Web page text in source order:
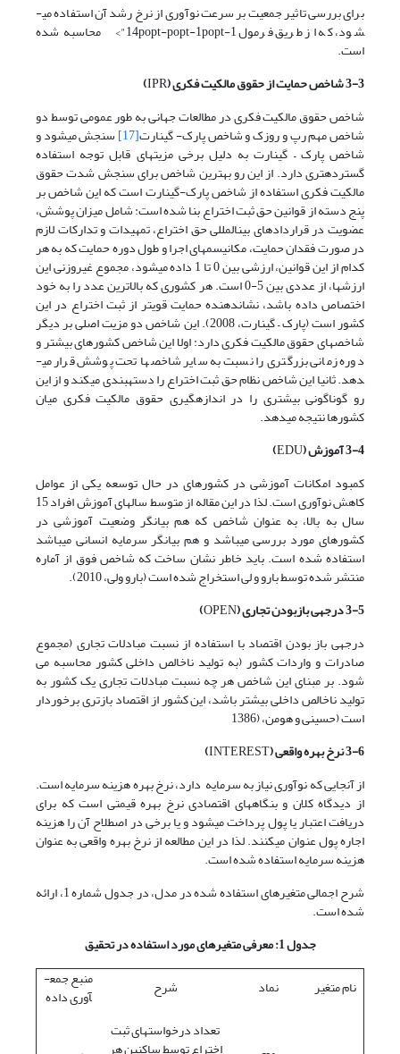
برای بررسی تاثیر جمعیت بر سرعت نوآوری از نرخ رشد آن استفاده می­
شود، که از طریق فرمول 14popt-popt-1popt-1"> محاسبه شده
است.
3-3 شاخص حمایت از حقوق مالکیت فکری (
IPR
)
شاخص حقوق مالکیت فکری در مطالعات جهانی به طور عمومی توسط دو
شاخص مهم رپ و روزک و شاخص پارک- گینارت[17] سنجش می­شود و
شاخص پارک – گینارت به دلیل برخی مزیت­های قابل توجه استفاده
گسترده­تری دارد. از این رو بهترین شاخص برای سنجش شدت حقوق
مالکیت فکری استفاده از شاخص پارک-گینارت است که این شاخص بر
پنج دسته از قوانین حق ثبت اختراع بنا شده است: شامل میزان پوشش،
عضویت در قراردادهای بین­المللی حق اختراع، تمهیدات و تدارکات لازم
در صورت فقدان حمایت، مکانیسم­های اجرا و طول دوره حمایت که به هر
کدام از این قوانین، ارزشی بین 0 تا 1 داده می­شود، مجموع غیروزنی این
ارزش­ها، از عددی بین 5-0 است. هر کشوری که بالاترین عدد را به خود
اختصاص داده باشد، نشان­دهنده حمایت قوی­تر از ثبت اختراع در این
کشور است (پارک – گینارت، 2008). این شاخص دو مزیت اصلی بر دیگر
شاخص­های حقوق مالکیت فکری دارد: اولا این شاخص کشورهای بیشتر و
دوره زمانی بزرگتری را نسبت به سایر شاخص­ها تحت پوشش قرار می­
دهد. ثانیا این شاخص نظام حق ثبت اختراع را دسته­بندی می­کند و از این
رو گوناگونی بیشتری را در اندازه­گیری حقوق مالکیت فکری میان
کشورها نتیجه می­دهد.
3-4 آموزش (
EDU
)
کمبود امکانات آموزشی در کشورهای در حال توسعه یکی از عوامل
کاهش نوآوری است. لذا در این مقاله از متوسط سال­های آموزش افراد 15
سال به بالا، به عنوان شاخص که هم بیانگر وضعیت آموزشی در
کشورهای مورد بررسی می­باشد و هم بیانگر سرمایه انسانی می­باشد
استفاده شده است. باید خاطر نشان ساخت که شاخص فوق از آماره
منتشر شده توسط بارو و لی استخراج شده است (بارو ولی، 2010).
3-5 درجه­ی بازبودن تجاری (
OPEN
)
درجه­ی باز بودن اقتصاد با استفاده از نسبت مبادلات تجاری (مجموع
صادرات و واردات کشور (به تولید ناخالص داخلی کشور محاسبه می
شود. بر مبنای این شاخص هر چه نسبت مبادلات تجاری یک کشور به
تولید ناخالص داخلی بیشتر باشد، این کشور از اقتصاد بازتری برخوردار
است (حسینی و هومن، (1386
3-6 نرخ بهره واقعی (
INTEREST
)
از آنجایی که نوآوری نیاز به سرمایه دارد، نرخ بهره هزینه سرمایه است.
از دیدگاه کلان و بنگاه­های اقتصادی نرخ بهره قیمتی است که برای
دریافت اعتبار یا پول پرداخت می­شود و یا برخی در اصطلاح آن را هزینه
اجاره پول عنوان می­کنند. لذا در این مطالعه از نرخ بهره واقعی به عنوان
هزینه سرمایه استفاده شده است.
شرح اجمالی متغیرهای استفاده شده در مدل، در جدول شماره 1، ارائه
شده است.
جدول1: معرفی متغیرهای مورد استفاده در تحقیق
نام متغیر
نماد شرح منبع جمع­
آوری داده­
تعداد درخواست­های ثبت